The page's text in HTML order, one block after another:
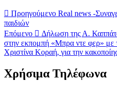
Προηγούμενο Real news -
παιδιών
Επόμενο
Δήλωση της Α.
στην εκπομπή «Μπρα ντε φερ» με
Χριστίνα Κοραή, για την
Χρήσιμα Τηλέφωνα